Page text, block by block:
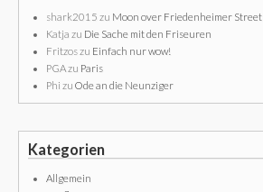
shark2015 zu Moon over Friedenheimer Street
Katja zu Die Sache mit den Friseuren
Fritzoszu Einfach nur wow!
PGAzu Paris
Phi zu Ode an die Neunziger
Kategorien
Allgemein